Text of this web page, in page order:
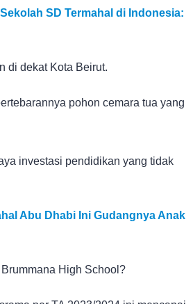
SD Termahal di Indonesia:
di dekat Kota Beirut.
pohon cemara tua yang
investasi pendidikan yang tidak
Abu Dhabi Ini Gudangnya Anak
High School?